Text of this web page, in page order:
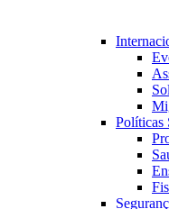
Políticas